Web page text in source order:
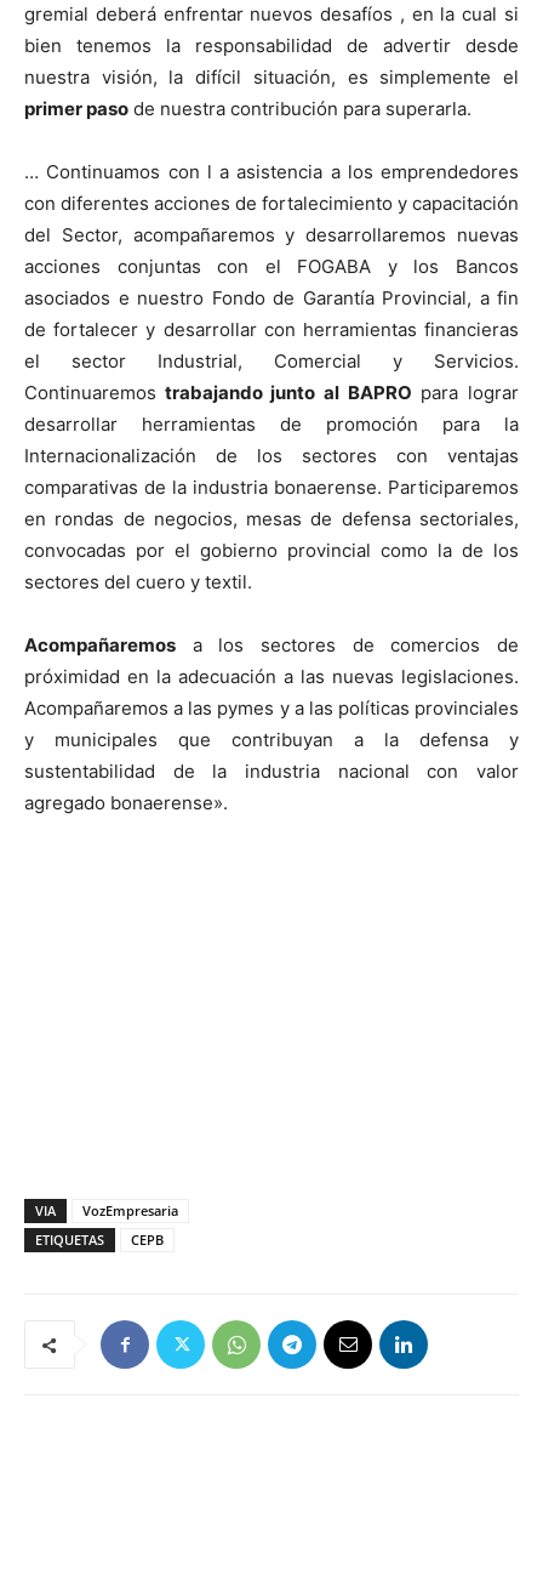
gremial deberá enfrentar nuevos desafíos , en la cual si
bien tenemos la responsabilidad de advertir desde
nuestra visión, la difícil situación, es simplemente el
primer paso de nuestra contribución para superarla.
… Continuamos con l a asistencia a los emprendedores
con diferentes acciones de fortalecimiento y capacitación
del Sector, acompañaremos y desarrollaremos nuevas
acciones conjuntas con el FOGABA y los Bancos
asociados e nuestro Fondo de Garantía Provincial, a fin
de fortalecer y desarrollar con herramientas financieras
el sector Industrial, Comercial y Servicios.
Continuaremos trabajando junto al BAPRO para lograr
desarrollar herramientas de promoción para la
Internacionalización de los sectores con ventajas
comparativas de la industria bonaerense. Participaremos
en rondas de negocios, mesas de defensa sectoriales,
convocadas por el gobierno provincial como la de los
sectores del cuero y textil.
Acompañaremos a los sectores de comercios de
próximidad en la adecuación a las nuevas legislaciones.
Acompañaremos a las pymes y a las políticas provinciales
y municipales que contribuyan a la defensa y
sustentabilidad de la industria nacional con valor
agregado bonaerense».
VIA
VozEmpresaria
ETIQUETAS
CEPB